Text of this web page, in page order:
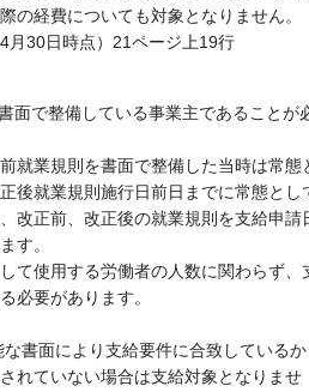
の経費についても対象となりません。
月30日時点）21ページ上19行
面で整備している事業主であることが
就業規則を書面で整備した当時は常態
後就業規則施行日前日までに常態とし
改正前、改正後の就業規則を支給申請
す。
て使用する労働者の人数に関わらず、
必要があります。
書面により支給要件に合致しているか
れていない場合は支給対象となりませ